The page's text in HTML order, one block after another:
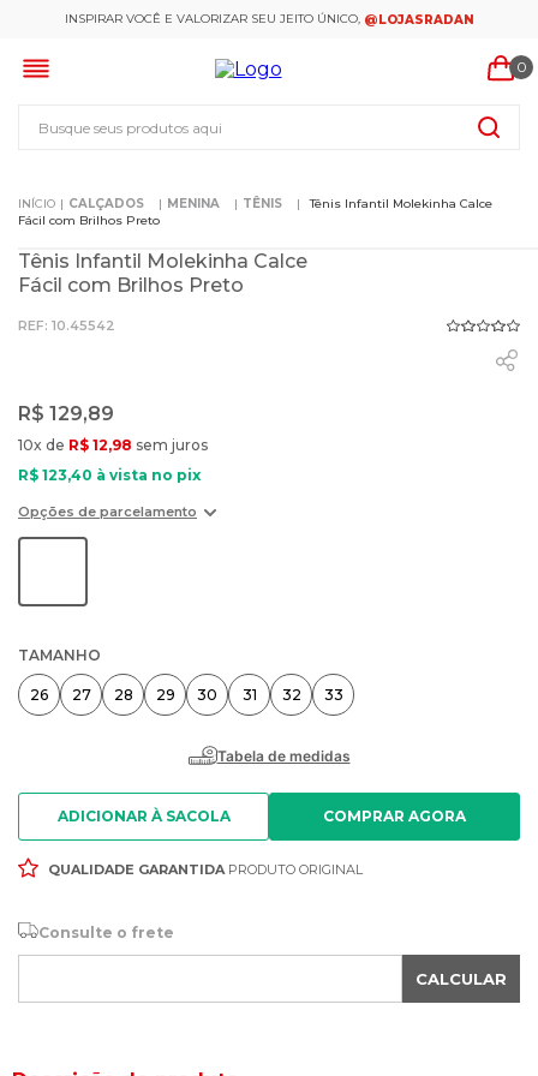
INSPIRAR VOCÊ E VALORIZAR SEU JEITO ÚNICO, @LOJASRADAN
0
CALÇADOS MENINA TÊNIS
Tênis Infantil Molekinha Calce
Fácil com Brilhos Preto
Tênis Infantil Molekinha Calce
Fácil com Brilhos Preto
: 10.45542
R$ 129,89
10x de R$ 12,98 sem juros
R$ 123,40 à vista no pix
Opções de parcelamento
TAMANHO
26 27 28 29 30 31 32 33
ADICIONAR À SACOLA
QUALIDADE GARANTIDAPRODUTO ORIGINAL
Consulte o frete
CALCULAR